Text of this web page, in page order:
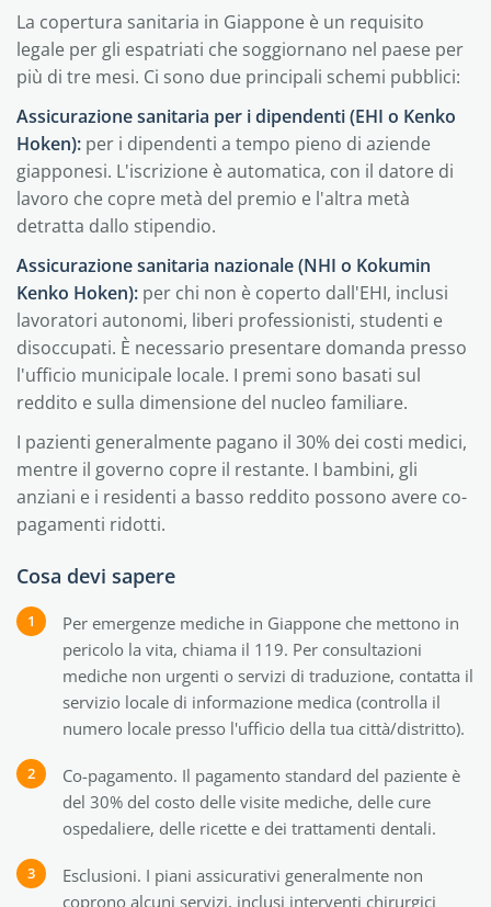
La copertura sanitaria in Giappone è un requisito
legale per gli espatriati che soggiornano nel paese per
più di tre mesi. Ci sono due principali schemi pubblici:
Assicurazione sanitaria per i dipendenti (EHI o Kenko
Hoken): per i dipendenti a tempo pieno di aziende
giapponesi. L'iscrizione è automatica, con il datore di
lavoro che copre metà del premio e l'altra metà
detratta dallo stipendio.
Assicurazione sanitaria nazionale (NHI o Kokumin
Kenko Hoken): per chi non è coperto dall'EHI, inclusi
lavoratori autonomi, liberi professionisti, studenti e
disoccupati. È necessario presentare domanda presso
l'ufficio municipale locale. I premi sono basati sul
reddito e sulla dimensione del nucleo familiare.
I pazienti generalmente pagano il 30% dei costi medici,
mentre il governo copre il restante. I bambini, gli
anziani e i residenti a basso reddito possono avere co-
pagamenti ridotti.
Cosa devi sapere
Per emergenze mediche in Giappone che mettono in
pericolo la vita, chiama il 119. Per consultazioni
mediche non urgenti o servizi di traduzione, contatta il
servizio locale di informazione medica (controlla il
numero locale presso l'ufficio della tua città/distritto).
Co-pagamento. Il pagamento standard del paziente è
del 30% del costo delle visite mediche, delle cure
ospedaliere, delle ricette e dei trattamenti dentali.
Esclusioni. I piani assicurativi generalmente non
coprono alcuni servizi, inclusi interventi chirurgici